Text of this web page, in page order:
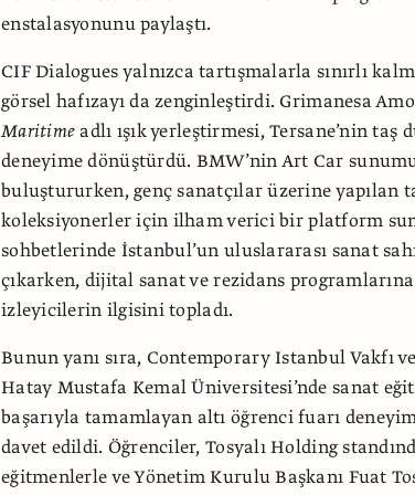
enstalasyonunu paylaştı.
CIF Dialogues yalnızca tartışmalarla sınırlı
görsel hafızayı da zenginleştirdi. Grimanesa
Maritime adlı ışık yerleştirmesi, Tersane’nin taş
deneyime dönüştürdü. BMW’nin Art Car
buluştururken, genç sanatçılar üzerine yapılan
koleksiyonerler için ilham verici bir platform
sohbetlerinde İstanbul’un uluslararası sanat
çıkarken, dijital sanat ve rezidans
izleyicilerin ilgisini topladı.
Bunun yanı sıra, Contemporary Istanbul Vakfı
Hatay Mustafa Kemal Üniversitesi’nde sanat
başarıyla tamamlayan altı öğrenci fuarı
davet edildi. Öğrenciler, Tosyalı Holding
eğitmenlerle ve Yönetim Kurulu Başkanı Fuat